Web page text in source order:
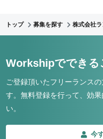
トップ 募集を探す 株式会社
Workshipでできる
ご登録頂いたフリーランス
す。 無料登録を行って、効
い。
今